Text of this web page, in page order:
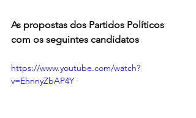
As propostas dos Partidos Políticos
com os seguintes candidatos
https://www.youtube.com/watch?
v=EhnnyZbAP4Y